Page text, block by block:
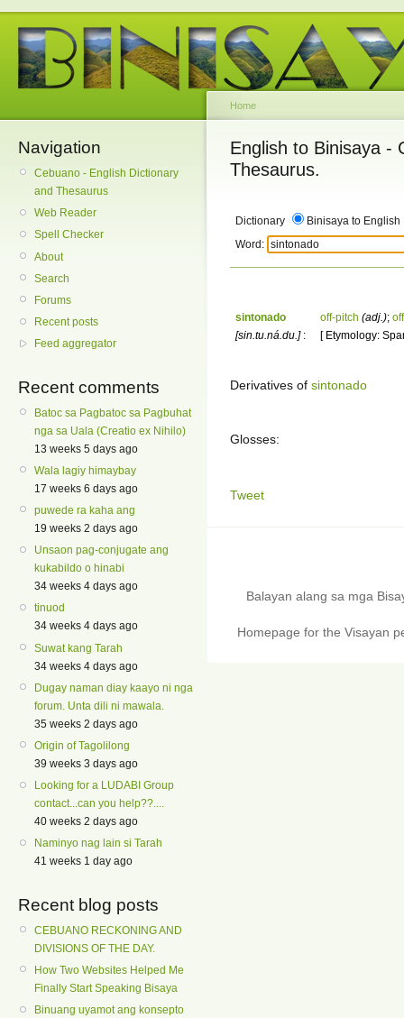
Navigation
Cebuano - English Dictionary
and Thesaurus
Web Reader
Spell Checker
About
Search
Forums
Recent posts
Feed aggregator
Recent comments
Batoc sa Pagbatoc sa Pagbuhat
nga sa Uala (Creatio ex Nihilo)
13 weeks 5 days ago
Wala lagiy himaybay
17 weeks 6 days ago
puwede ra kaha ang
19 weeks 2 days ago
Unsaon pag-conjugate ang
kukabildo o hinabi
34 weeks 4 days ago
tinuod
34 weeks 4 days ago
Suwat kang Tarah
34 weeks 4 days ago
Dugay naman diay kaayo ni nga
forum. Unta dili ni mawala.
35 weeks 2 days ago
Origin of Tagolilong
39 weeks 3 days ago
Looking for a LUDABI Group
contact...can you help??....
40 weeks 2 days ago
Naminyo nag lain si Tarah
41 weeks 1 day ago
Recent blog posts
CEBUANO RECKONING AND
DIVISIONS OF THE DAY.
How Two Websites Helped Me
Finally Start Speaking Bisaya
Binuang uyamot ang konsepto
Home
English to Binisaya -
Thesaurus.
Dictionary
Binisaya to English
Word:
sintonado
[sin.tu.ná.du.]:
off-pitch (adj.);
[ Etymology:
Derivatives of sintonado
Glosses:
Tweet
Balayan alang sa mga
Homepage for the Visayan